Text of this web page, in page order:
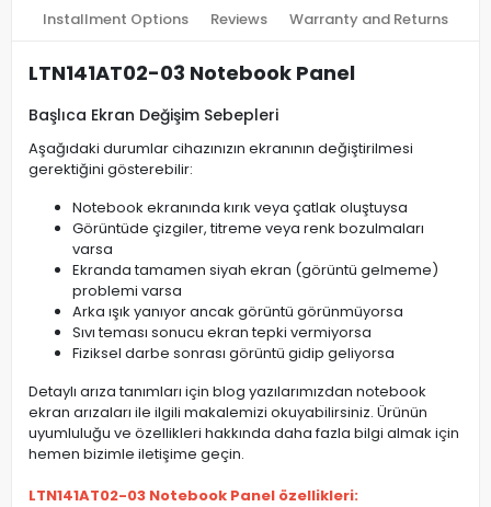
Installment Options Reviews Warranty and Returns
LTN141AT02-03 Notebook Panel
Başlıca Ekran Değişim Sebepleri
Aşağıdaki durumlar cihazınızın ekranının değiştirilmesi
gerektiğini gösterebilir:
Notebook ekranında kırık veya çatlak oluştuysa
Görüntüde çizgiler, titreme veya renk bozulmaları
varsa
Ekranda tamamen siyah ekran (görüntü gelmeme)
problemi varsa
Arka ışık yanıyor ancak görüntü görünmüyorsa
Sıvı teması sonucu ekran tepki vermiyorsa
Fiziksel darbe sonrası görüntü gidip geliyorsa
Detaylı arıza tanımları için blog yazılarımızdan notebook
ekran arızaları ile ilgili makalemizi okuyabilirsiniz. Ürünün
uyumluluğu ve özellikleri hakkında daha fazla bilgi almak için
hemen bizimle iletişime geçin.
LTN141AT02-03 Notebook Panel özellikleri: